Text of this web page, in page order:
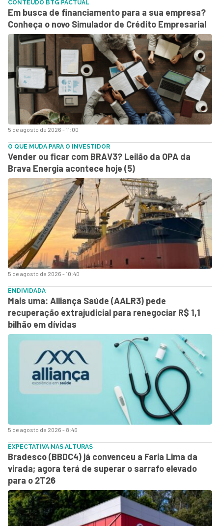
5 de agosto de 2026 - 11:00
CONTEÚDO BTG PACTUAL
Em busca de financiamento para a sua empresa?
Conheça o novo Simulador de Crédito Empresarial
5 de agosto de 2026 - 10:40
O QUE MUDA PARA O INVESTIDOR
Vender ou ficar com BRAV3? Leilão da OPA da
Brava Energia acontece hoje (5)
5 de agosto de 2026 - 8:46
ENDIVIDADA
Mais uma: Alliança Saúde (AALR3) pede
recuperação extrajudicial para renegociar R$ 1,1
bilhão em dívidas
EXPECTATIVA NAS ALTURAS
Bradesco (BBDC4) já convenceu a Faria Lima da
virada; agora terá de superar o sarrafo elevado
para o 2T26